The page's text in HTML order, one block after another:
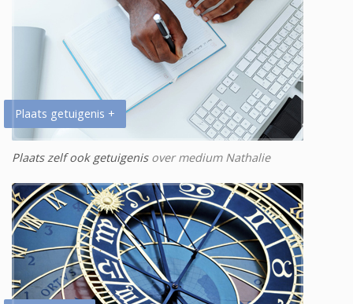
Plaats getuigenis +
Plaats zelf ook getuigenisover medium Nathalie